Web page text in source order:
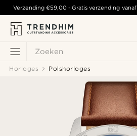
Zoeken
Verzending€59,00 - Gratis verzending vanaf
Horloges Polshorloges